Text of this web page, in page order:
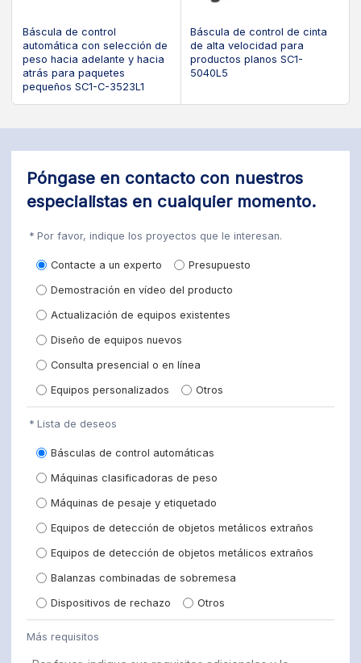
Báscula de control
automática con selección de
peso hacia adelante y hacia
atrás para paquetes
pequeños SC1-C-3523L1
Báscula de control de cinta
de alta velocidad para
productos planos SC1-
5040L5
Póngase en contacto con nuestros
especialistas en cualquier momento.
Por favor, indique los proyectos que le interesan.
Contacte a un experto Presupuesto
Demostración en vídeo del producto
Actualización de equipos existentes
Diseño de equipos nuevos
Consulta presencial o en línea
Equipos personalizados Otros
Lista de deseos
Básculas de control automáticas
Máquinas clasificadoras de peso
Máquinas de pesaje y etiquetado
Equipos de detección de objetos metálicos extraños
Equipos de detección de objetos metálicos extraños
Balanzas combinadas de sobremesa
Dispositivos de rechazo Otros
Más requisitos